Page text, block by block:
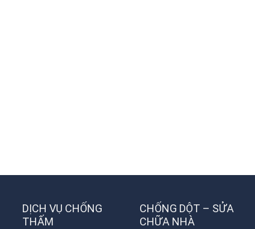
DỊCH VỤ CHỐNG
THẤM
CHỐNG DỘT – SỬA
CHỮA NHÀ